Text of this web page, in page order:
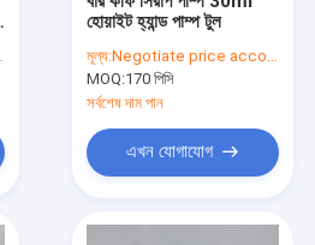
হোয়াইট হ্যান্ড পাম্প টুল
মূল্য:Negotiate price according to order quantity
MOQ:170 পিসি
সর্বশেষ দাম পান
এখন যোগাযোগ